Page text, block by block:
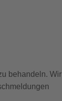
behandeln. Wir